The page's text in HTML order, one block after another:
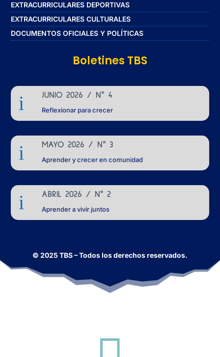
EXTRACURRICULARES DEPORTIVAS
EXTRACURRICULARES CULTURALES
DOCUMENTOS OFICIALES Y POLÍTICAS
Boletines TBS
i JUNIO 2026 / N° 4
Reflexionar para crecer
i MAYO 2026 / N° 3
Aprender y crecer en comunidad
i ABRIL 2026 / N° 2
Aprender a vivir juntos
© 2025 TBS – Todos los derechos reservados.